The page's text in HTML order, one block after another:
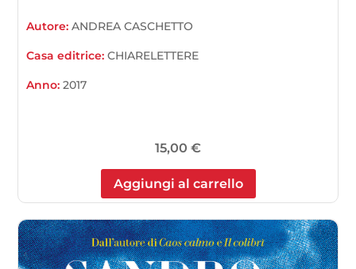
Autore:ANDREA CASCHETTO
Casa editrice:CHIARELETTERE
Anno:2017
15,00 €
Aggiungi al carrello